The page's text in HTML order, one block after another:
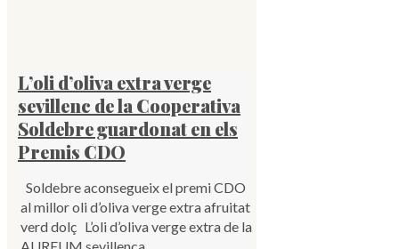
L’oli d’oliva extra verge
sevillenc de la Cooperativa
Soldebre guardonat en els
Premis CDO
Soldebre aconsegueix el premi CDO
al millor oli d’oliva verge extra afruitat
verd dolç L’oli d’oliva verge extra de la
AUREUM sevillenca...